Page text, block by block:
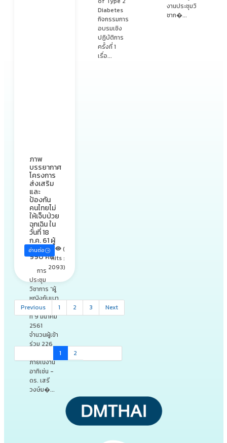
Diabetes
กิจกรรมการ
อบรมเชิง
ปฏิบัติการ
ครั้งที่ 1
เรื่อ...
งานประชุมวิ
ชาก�...
ภาพ
บรรยากาศ
โครงการ
ส่งเสริม
และ
ป้องกัน
คนไทยไม่
ให้เจ็บป่วย
ฉุกเฉิน ใน
วันที่ 18
ก.ค. 61 ผู้
ร่วมงาน
990 คน
การ
ประชุม
วิชาการ “ผู้
หญิงกับเบา
หวาน” ศุกร์
ที่ 9 มีนาคม
2561
จำนวนผู้เข้า
ร่วม 226
คน กิจกรรม
ภายในงาน
อาทิเช่น -
ดร. เสรี
วงษ์ม�...
อ่านต่อ
(
hits :
2093)
Previous 1 2 3 Next
1 2